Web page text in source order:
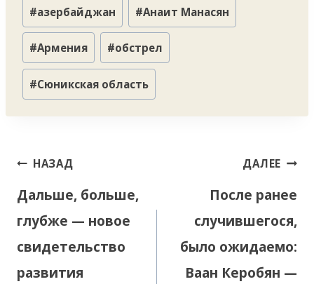
записи:
#азербайджан #Анаит Манасян
#Армения #обстрел
#Сюникская область
Навигация
записям
НАЗАД
Дальше, больше,
глубже — новое
свидетельство
развития
ДАЛЕЕ
После ранее
случившегося,
было ожидаемо:
Ваан Керобян —